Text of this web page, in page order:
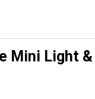
Mini Light &